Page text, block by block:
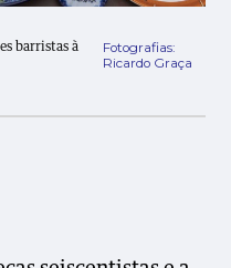
barristas à
Fotografias:
Ricardo Graça